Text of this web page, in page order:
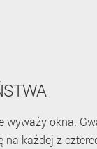
wyważy okna.
na każdej z